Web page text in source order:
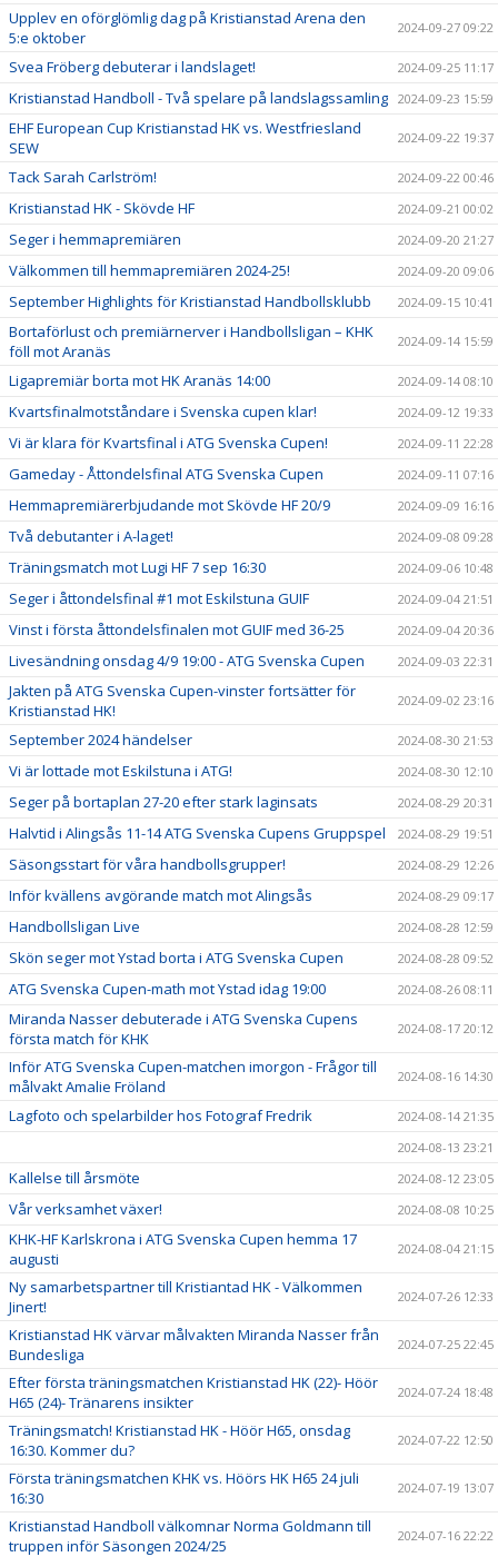
Upplev en oförglömlig dag på Kristianstad Arena den
5:e oktober
2024-09-27 09:22
Svea Fröberg debuterar i landslaget! 2024-09-25 11:17
Kristianstad Handboll - Två spelare på landslagssamling 2024-09-23 15:59
EHF European Cup Kristianstad HK vs. Westfriesland
SEW
2024-09-22 19:37
Tack Sarah Carlström! 2024-09-22 00:46
Kristianstad HK - Skövde HF 2024-09-21 00:02
Seger i hemmapremiären 2024-09-20 21:27
Välkommen till hemmapremiären 2024-25! 2024-09-20 09:06
September Highlights för Kristianstad Handbollsklubb 2024-09-15 10:41
Bortaförlust och premiärnerver i Handbollsligan – KHK
föll mot Aranäs
2024-09-14 15:59
Ligapremiär borta mot HK Aranäs 14:00 2024-09-14 08:10
Kvartsfinalmotståndare i Svenska cupen klar! 2024-09-12 19:33
Vi är klara för Kvartsfinal i ATG Svenska Cupen! 2024-09-11 22:28
Gameday - Åttondelsfinal ATG Svenska Cupen 2024-09-11 07:16
Hemmapremiärerbjudande mot Skövde HF 20/9 2024-09-09 16:16
Två debutanter i A-laget! 2024-09-08 09:28
Träningsmatch mot Lugi HF 7 sep 16:30 2024-09-06 10:48
Seger i åttondelsfinal #1 mot Eskilstuna GUIF 2024-09-04 21:51
Vinst i första åttondelsfinalen mot GUIF med 36-25 2024-09-04 20:36
Livesändning onsdag 4/9 19:00 - ATG Svenska Cupen 2024-09-03 22:31
Jakten på ATG Svenska Cupen-vinster fortsätter för
Kristianstad HK!
2024-09-02 23:16
September 2024 händelser 2024-08-30 21:53
Vi är lottade mot Eskilstuna i ATG! 2024-08-30 12:10
Seger på bortaplan 27-20 efter stark laginsats 2024-08-29 20:31
Halvtid i Alingsås 11-14 ATG Svenska Cupens Gruppspel 2024-08-29 19:51
Säsongsstart för våra handbollsgrupper! 2024-08-29 12:26
Inför kvällens avgörande match mot Alingsås 2024-08-29 09:17
Handbollsligan Live 2024-08-28 12:59
Skön seger mot Ystad borta i ATG Svenska Cupen 2024-08-28 09:52
ATG Svenska Cupen-math mot Ystad idag 19:00 2024-08-26 08:11
Miranda Nasser debuterade i ATG Svenska Cupens
första match för KHK
2024-08-17 20:12
Inför ATG Svenska Cupen-matchen imorgon - Frågor till
målvakt Amalie Fröland
2024-08-16 14:30
Lagfoto och spelarbilder hos Fotograf Fredrik
2024-08-14 21:35
2024-08-13 23:21
Kallelse till årsmöte 2024-08-12 23:05
Vår verksamhet växer! 2024-08-08 10:25
KHK-HF Karlskrona i ATG Svenska Cupen hemma 17
augusti
2024-08-04 21:15
Ny samarbetspartner till Kristiantad HK - Välkommen
Jinert!
2024-07-26 12:33
Kristianstad HK värvar målvakten Miranda Nasser från
Bundesliga
2024-07-25 22:45
Efter första träningsmatchen Kristianstad HK (22)- Höör
H65 (24)- Tränarens insikter
2024-07-24 18:48
Träningsmatch! Kristianstad HK - Höör H65, onsdag
16:30. Kommer du?
2024-07-22 12:50
Första träningsmatchen KHK vs. Höörs HK H65 24 juli
16:30
2024-07-19 13:07
Kristianstad Handboll välkomnar Norma Goldmann till
truppen inför Säsongen 2024/25
2024-07-16 22:22